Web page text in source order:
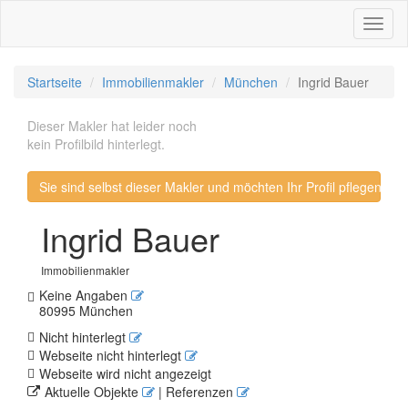
Startseite Immobilienmakler München Ingrid Bauer
Dieser Makler hat leider noch
kein Profilbild hinterlegt.
Sie sind selbst dieser Makler und möchten Ihr Profil pflegen?
Ingrid Bauer
Immobilienmakler
Keine Angaben
80995 München
Nicht hinterlegt
Webseite nicht hinterlegt
Webseite wird nicht angezeigt
Aktuelle Objekte
| Referenzen